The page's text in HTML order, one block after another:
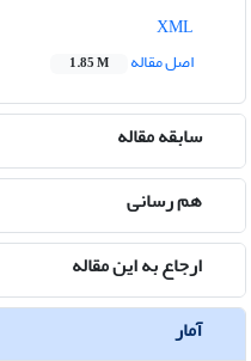
اصل مقاله
1.85 M
سابقه مقاله
هم رسانی
ارجاع به این مقاله
آمار